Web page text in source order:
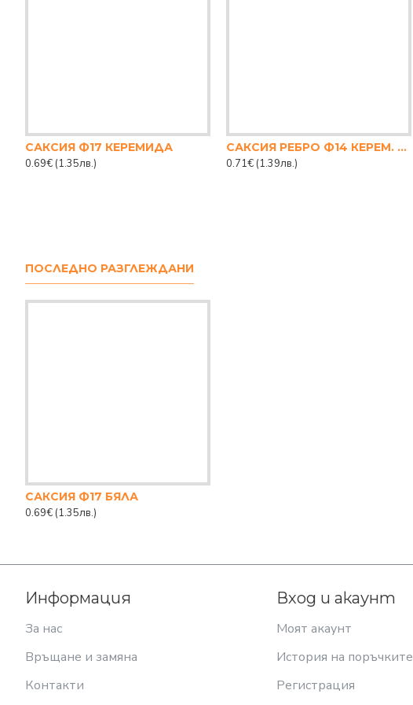
САКСИЯ Ф17 КЕРЕМИДА
0.69€ (1.35лв.)
САКСИЯ РЕБРО Ф14 КЕРЕМ. МИЛ
0.71€ (1.39лв.)
ПОСЛЕДНО РАЗГЛЕЖДАНИ
САКСИЯ Ф17 БЯЛА
0.69€ (1.35лв.)
Информация
За нас
Връщане и замяна
Контакти
Вход и акаунт
Моят акаунт
История на поръчките
Регистрация